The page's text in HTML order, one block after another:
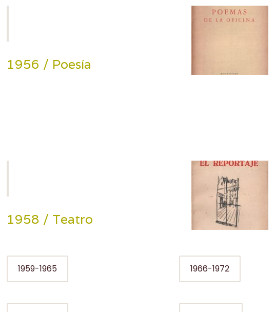
1956 / Poesía
1958 / Teatro
1959-1965 1966-1972